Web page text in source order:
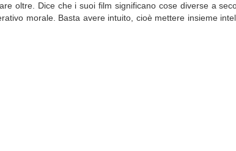
oltre. Dice che i suoi film significano cose diverse a
morale. Basta avere intuito, cioè mettere insieme